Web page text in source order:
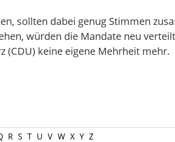
sollten dabei genug Stimmen
würden die Mandate neu
(CDU) keine eigene Mehrheit mehr.
R S T U V W X Y Z